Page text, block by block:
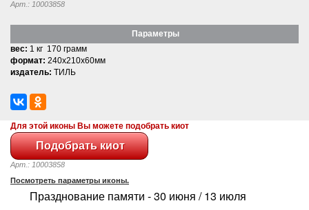
Арт.: 10003858
Параметры
вес: 1 кг 170 грамм
формат: 240x210x60мм
издатель: ТИЛЬ
Для этой иконы Вы можете подобрать киот
Арт.: 10003858
Посмотреть параметры иконы.
Празднование памяти - 30 июня / 13 июля